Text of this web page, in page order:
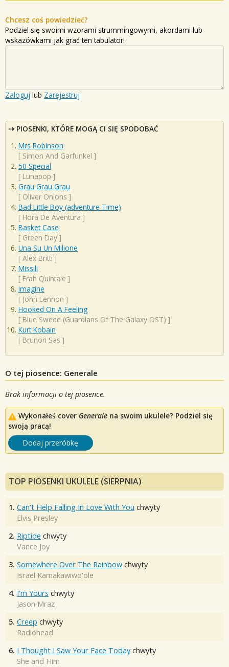
Chcesz coś powiedzieć?
Podziel się swoimi wzorami strummingowymi, akordami lub
wskazówkami jak grać ten tabulator!
Zaloguj lub Zarejestruj
PIOSENKI, KTÓRE MOGĄ CI SIĘ SPODOBAĆ
Mrs Robinson
[ Simon And Garfunkel ]
50 Special
[ Lunapop ]
Grau Grau Grau
[ Oliver Onions ]
Bad Little Boy (adventure Time)
[ Hora De Aventura ]
Basket Case
[ Green Day ]
Una Su Un Milione
[ Alex Britti ]
Missili
[ Frah Quintale ]
Imagine
[ John Lennon ]
Hooked On A Feeling
[ Blue Swede (Guardians Of The Galaxy OST) ]
Kurt Kobain
[ Brunori Sas ]
O tej piosence: Generale
Brak informacji o tej piosence.
Wykonałeś cover Generale na swoim ukulele? Podziel się
swoją pracą!
Dodaj przeróbkę
TOP PIOSENKI UKULELE (SIERPNIA)
1. Can't Help Falling In Love With You chwyty
Elvis Presley
2. Riptide chwyty
Vance Joy
3. Somewhere Over The Rainbow chwyty
Israel Kamakawiwo'ole
4. I'm Yours chwyty
Jason Mraz
5. Creep chwyty
Radiohead
6. I Thought I Saw Your Face Today chwyty
She and Him